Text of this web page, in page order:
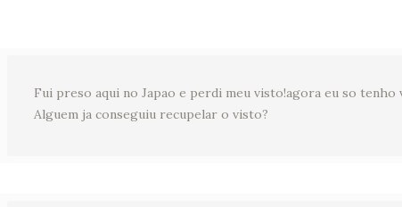
Fui preso aqui no Japao e perdi meu visto!agora eu so tenho
Alguem ja conseguiu recupelar o visto?